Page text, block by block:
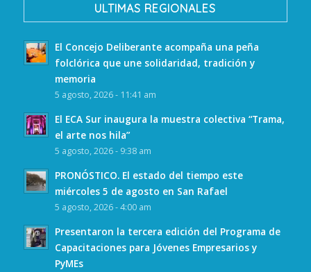
ULTIMAS REGIONALES
El Concejo Deliberante acompaña una peña
folclórica que une solidaridad, tradición y
memoria
5 agosto, 2026 - 11:41 am
El ECA Sur inaugura la muestra colectiva “Trama,
el arte nos hila”
5 agosto, 2026 - 9:38 am
PRONÓSTICO. El estado del tiempo este
miércoles 5 de agosto en San Rafael
5 agosto, 2026 - 4:00 am
Presentaron la tercera edición del Programa de
Capacitaciones para Jóvenes Empresarios y
PyMEs